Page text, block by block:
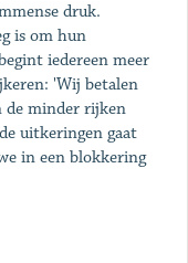
druk.
is om hun
iedereen meer
'Wij betalen
de minder rijken
uitkeringen gaat
in een blokkering